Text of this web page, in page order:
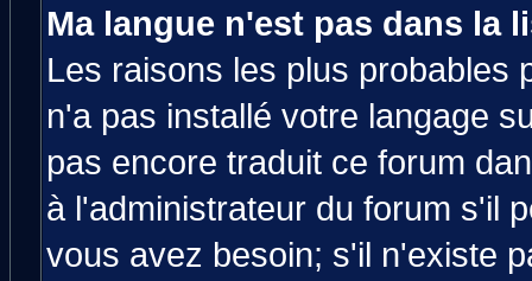
Ma langue n'est pas dans la
Les raisons les plus probables
n'a pas installé votre langage
pas encore traduit ce forum
à l'administrateur du forum s'il
vous avez besoin; s'il n'existe